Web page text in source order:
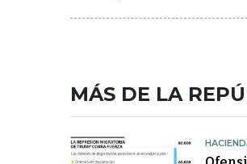
MÁS DE LA